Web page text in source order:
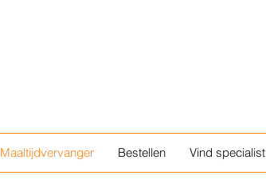
Maaltijdvervanger Bestellen Vind specialist